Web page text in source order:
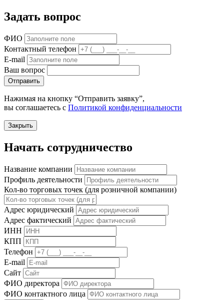
Задать вопрос
ФИО
Контактный телефон
E-mail
Ваш вопрос
Отправить
Нажимая на кнопку “Отправить заявку”,
вы соглашаетесь с Политикой конфиденциальности
Закрыть
Начать сотрудничество
Название компании
Профиль деятельности
Кол-во торговых точек (для розничной компании)
Адрес юридический
Адрес фактический
ИНН
КПП
Телефон
E-mail
Сайт
ФИО директора
ФИО контактного лица